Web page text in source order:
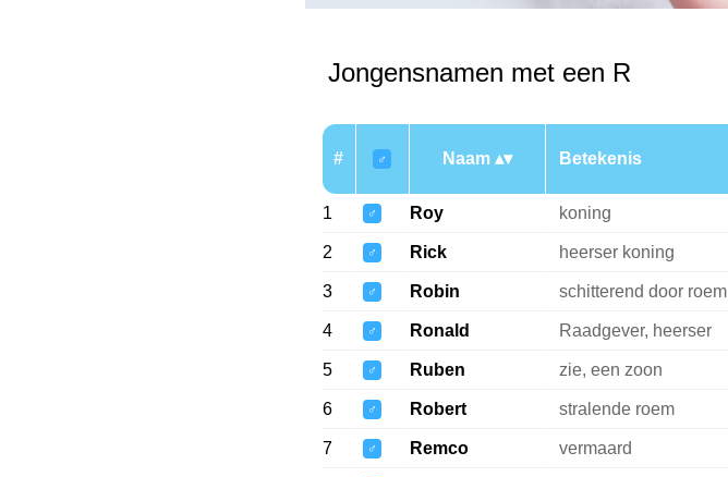
Jongensnamen met een R
# ♂ Naam Betekenis
1 ♂ Roy koning
2 ♂ Rick heerser koning
3 ♂ Robin schitterend door roem
4 ♂ Ronald Raadgever, heerser
5 ♂ Ruben zie, een zoon
6 ♂ Robert stralende roem
7 ♂ Remco vermaard